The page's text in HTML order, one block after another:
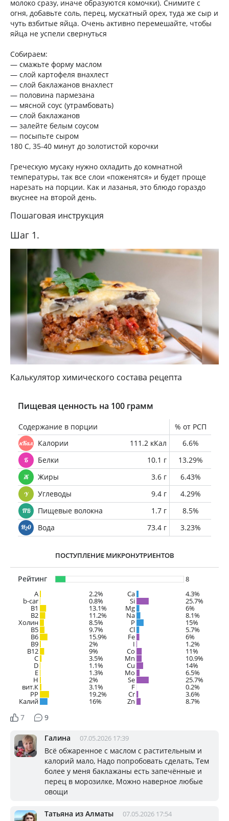
молоко сразу, иначе образуются комочки). Снимите с
огня, добавьте соль, перец, мускатный орех, туда же сыр и
чуть взбитые яйца. Очень активно перемешайте, чтобы
яйца не успели свернуться
Собираем:
— смажьте форму маслом
— слой картофеля внахлест
— слой баклажанов внахлест
— половина пармезана
— мясной соус (утрамбовать)
— слой баклажанов
— залейте белым соусом
— посыпьте сыром
180 С, 35-40 минут до золотистой корочки
Греческую мусаку нужно охладить до комнатной
температуры, так все слои «поженятся» и будет проще
нарезать на порции. Как и лазанья, это блюдо гораздо
вкуснее на второй день.
Пошаговая инструкция
Шаг 1.
Калькулятор химического состава рецепта
Пищевая ценность на 100 грамм
Содержание в порции
% от РСП
Калории
111.2 кКал
6.6%
Белки
10.1 г
13.29%
Жиры
3.6 г
6.43%
Углеводы
9.4 г
4.29%
Пищевые волокна
1.7 г
8.5%
Вода
73.4 г 3.23%
ПОСТУПЛЕНИЕ МИКРОНУТРИЕНТОВ
Рейтинг
8
A
2.2%
b-car 0.8%
В1 13.1%
B2 11.2%
Холин 8.5%
B5 9.7%
B6 15.9%
B9 2%
B12 9%
C 3.5%
D 1.1%
E 1.3%
H 2%
вит.К 3.1%
PP 19.2%
Калий 16%
Ca 4.3%
Si 25.7%
Mg 6%
Na 8.1%
P 15%
Cl 5.7%
Fe 6%
I 1.2%
Co 11%
Mn 10.9%
Cu 14%
Mo 6.5%
Se 25.7%
F 0.2%
Cr 3.6%
Zn 8.7%
7 9
Галина 07.05.2026 17:39
Всё обжаренное с маслом с растительным и
калорий мало, Надо попробовать сделать, Тем
более у меня баклажаны есть запечённые и
перец в морозилке, Можно наверное любые
овощи
Татьяна из Алматы 07.05.2026 17:54